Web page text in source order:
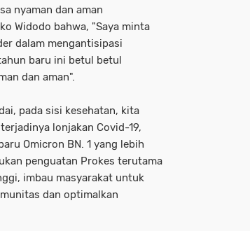
nyaman dan aman
Widodo bahwa, "Saya minta
dalam mengantisipasi
baru ini betul betul
dan aman".
pada sisi kesehatan, kita
lonjakan Covid-19,
Omicron BN. 1 yang lebih
penguatan Prokes terutama
imbau masyarakat untuk
dan optimalkan